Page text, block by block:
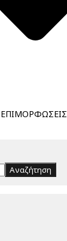
Αναζήτηση